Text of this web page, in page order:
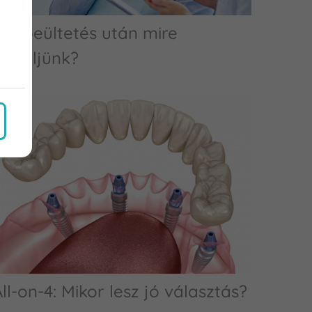
Fogbeültetés után mire
figyeljünk?
on-4: Mikor lesz jó választás?